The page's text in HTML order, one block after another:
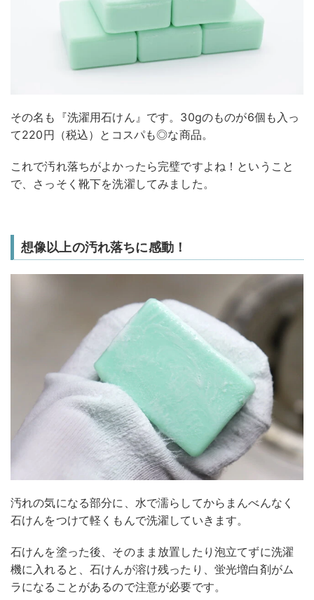
その名も『洗濯用石けん』です。30gのものが6個も入っ
て220円（税込）とコスパも◎な商品。
これで汚れ落ちがよかったら完璧ですよね！ということ
で、さっそく靴下を洗濯してみました。
想像以上の汚れ落ちに感動！
汚れの気になる部分に、水で濡らしてからまんべんなく
石けんをつけて軽くもんで洗濯していきます。
石けんを塗った後、そのまま放置したり泡立てずに洗濯
機に入れると、石けんが溶け残ったり、蛍光増白剤がム
ラになることがあるので注意が必要です。